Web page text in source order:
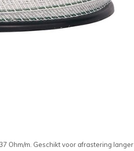
Ohm/m. Geschikt voor afrastering langer